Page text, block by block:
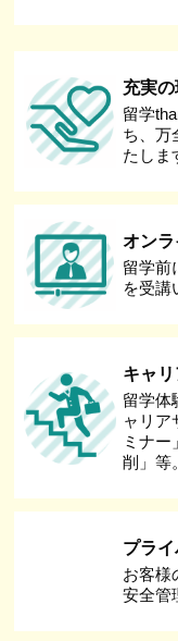
充実の
留学
ち、万
たしま
オン
留学前
を受講
キャ
留学体
ャリア
ミナー
削」等。
プラ
お客様
安全管